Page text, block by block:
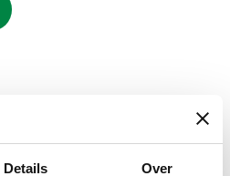
Details Over